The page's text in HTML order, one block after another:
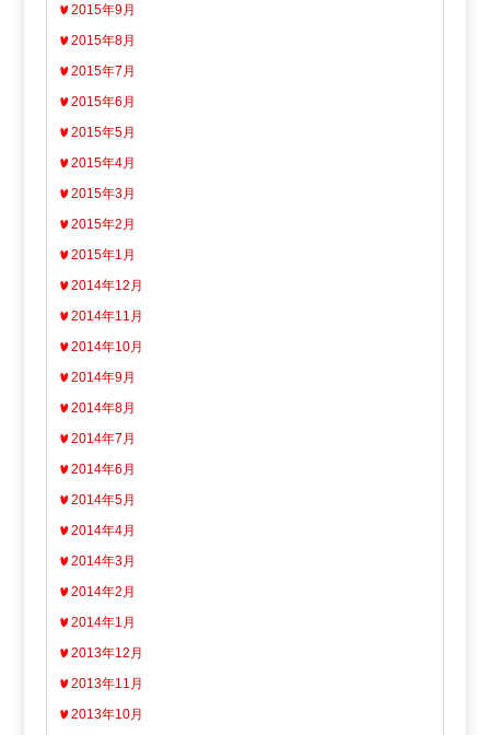
2015年9月
2015年8月
2015年7月
2015年6月
2015年5月
2015年4月
2015年3月
2015年2月
2015年1月
2014年12月
2014年11月
2014年10月
2014年9月
2014年8月
2014年7月
2014年6月
2014年5月
2014年4月
2014年3月
2014年2月
2014年1月
2013年12月
2013年11月
2013年10月